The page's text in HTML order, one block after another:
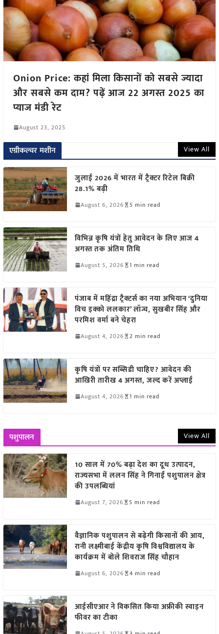
Onion Price: कहां मिला किसानों को सबसे ज्यादा
और सबसे कम दाम? पढ़ें आज 22 अगस्त 2025 का
प्याज मंडी रेट
August 23, 2025
एग्रीकल्चर मशीन View All
जुलाई 2026 में भारत में ट्रैक्टर रिटेल बिक्री
28.1% बढ़ी
August 6, 2026 5 min read
विभिन्न कृषि यंत्रों हेतु आवेदन के लिए आज 4
अगस्त तक अंतिम तिथि
August 5, 2026 1 min read
पंजाब में महिंद्रा ट्रैक्टर्स का नया अभियान ‘दुनिया
विच इक्को ललकार’ लॉन्च, सुखबीर सिंह और
परमिश वर्मा बने चेहरा
August 4, 2026 2 min read
कृषि यंत्रों पर सब्सिडी चाहिए? आवेदन की
आखिरी तारीख 4 अगस्त, जल्द करें अप्लाई
August 4, 2026 1 min read
पशुपालन View All
10 साल में 70% बढ़ा देश का दूध उत्पादन,
राज्यसभा में ललन सिंह ने गिनाईं पशुपालन क्षेत्र
की उपलब्धियां
August 7, 2026 5 min read
वैज्ञानिक पशुपालन से बढ़ेगी किसानों की आय,
रानी लक्ष्मीबाई केंद्रीय कृषि विश्वविद्यालय के
कार्यक्रम में बोले शिवराज सिंह चौहान
August 6, 2026 4 min read
आईसीएआर ने विकसित किया अफ्रीकी स्वाइन
फीवर का टीका